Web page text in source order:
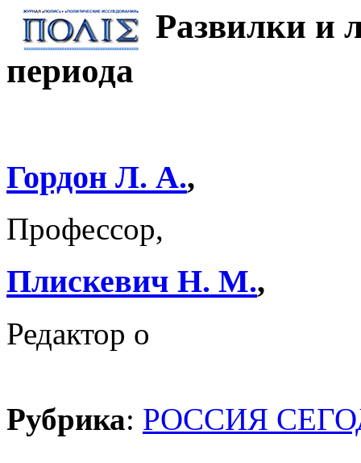
Развилки и
периода
Гордон Л. А.,
Профессор,
Плискевич Н. М.,
Редактор о
Рубрика: РОССИЯ